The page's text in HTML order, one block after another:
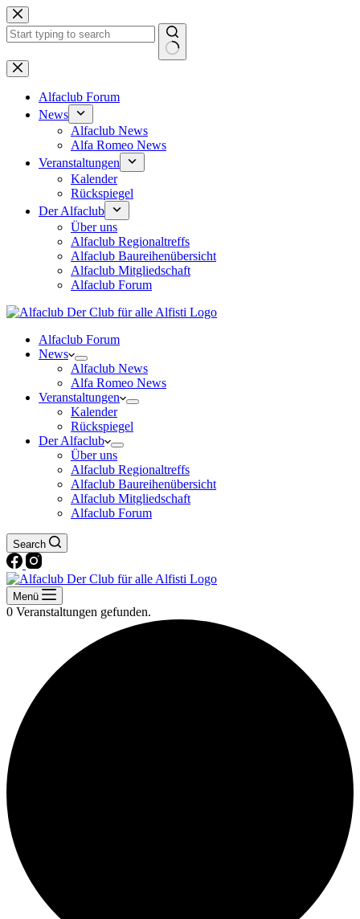
Zum
Inhalt
springen
Keine
Ergebnisse
Alfaclub Forum
News
Alfaclub News
Alfa Romeo News
Veranstaltungen
Kalender
Rückspiegel
Der Alfaclub
Über uns
Alfaclub Regionaltreffs
Alfaclub Baureihenübersicht
Alfaclub Mitgliedschaft
Alfaclub Forum
Alfaclub Forum
News
Alfaclub News
Alfa Romeo News
Veranstaltungen
Kalender
Rückspiegel
Der Alfaclub
Über uns
Alfaclub Regionaltreffs
Alfaclub Baureihenübersicht
Alfaclub Mitgliedschaft
Alfaclub Forum
Search
Menü
0 Veranstaltungen gefunden.